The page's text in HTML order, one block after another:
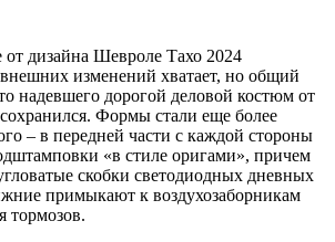
от дизайна Шевроле Тахо 2024
изменений хватает, но общий
надевшего дорогой деловой костюм от
Формы стали еще более
– в передней части с каждой стороны
«в стиле оригами», причем
скобки светодиодных дневных
примыкают к воздухозаборникам
тормозов.